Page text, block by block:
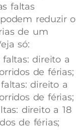
faltas
reduzir o
de um
só:
direito a
de férias;
direito a
de férias;
direito a 18
de férias;